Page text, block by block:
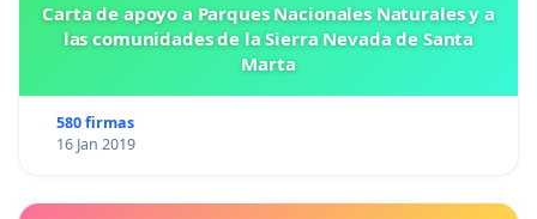
Carta de apoyo a Parques Nacionales Naturales y a
las comunidades de la Sierra Nevada de Santa
Marta
580 firmas
16 Jan 2019